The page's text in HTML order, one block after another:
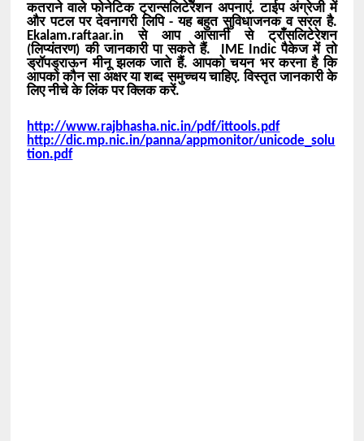
कतराने वाले फोनेटिक ट्रान्सलिटेरेशन अपनाएं. टाईप अंग्रेजी में
और पटल पर देवनागरी लिपि - यह बहुत सुविधाजनक व सरल है.
Ekalam.raftaar.in से आप आसानी से ट्राँसलिटेरेशन
(लिप्यंतरण) की जानकारी पा सकते हैं. IME Indic पैकेज में तो
ड्रॉपड्राऊन मीनू झलक जाते हैं. आपको चयन भर करना है कि
आपको कौन सा अक्षर या शब्द समुच्चय चाहिए. विस्तृत जानकारी के
लिए नीचे के लिंक पर क्लिक करें.
http://www.rajbhasha.nic.in/pdf/ittools.pdf
http://dic.mp.nic.in/panna/appmonitor/unicode_solu
tion.pdf